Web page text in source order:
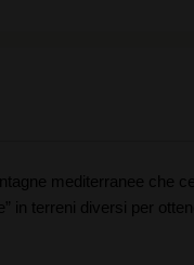
mediterranee che
in terreni diversi per